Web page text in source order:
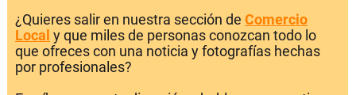
¿Quieres salir en nuestra sección de Comercio
Local y que miles de personas conozcan todo lo
que ofreces con una noticia y fotografías hechas
por profesionales?